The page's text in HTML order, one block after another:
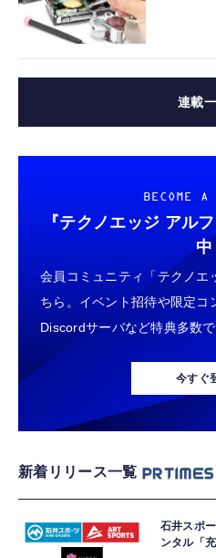
連載
BECOME A
『テクノエッジ アルフ
中
会員コミュニティ「テクノエ
ちら。イベント招待や限定コ
Discordサーバなど特典多数
今すぐ
新着リリース一覧
石井スポ
ンタル「